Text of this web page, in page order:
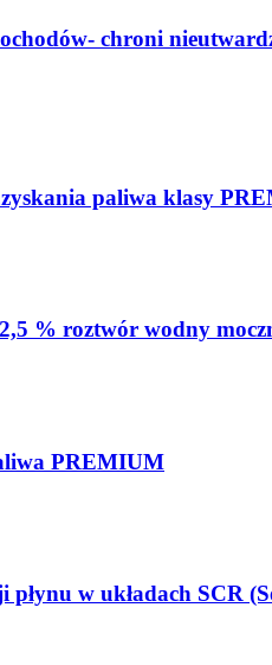
chroni
paliwa klasy
% roztwór wodny
PREMIUM
w układach SCR